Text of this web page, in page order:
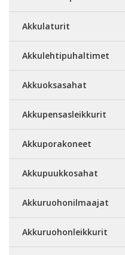
Akkulaturit
Akkulehtipuhaltimet
Akkuoksasahat
Akkupensasleikkurit
Akkuporakoneet
Akkupuukkosahat
Akkuruohonilmaajat
Akkuruohonleikkurit